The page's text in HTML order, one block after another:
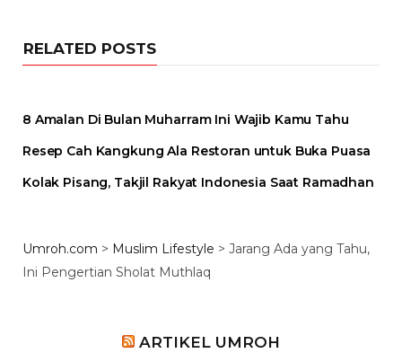
RELATED POSTS
8 Amalan Di Bulan Muharram Ini Wajib Kamu Tahu
Resep Cah Kangkung Ala Restoran untuk Buka Puasa
Kolak Pisang, Takjil Rakyat Indonesia Saat Ramadhan
Umroh.com > Muslim Lifestyle > Jarang Ada yang Tahu,
Ini Pengertian Sholat Muthlaq
ARTIKEL UMROH